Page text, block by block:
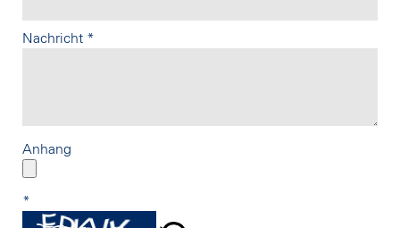
Nachricht *
Anhang
*